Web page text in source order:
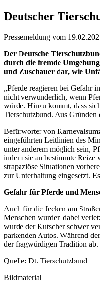
Deutscher
Pressemeldung vom
Der Deutsche
durch die fremde
und Zuschauer dar, wie
„Pferde reagieren bei Gefahr
nicht verwunderlich, wenn
würde. Hinzu kommt, dass
Tierschutzbund. Aus Gründen
Befürworter von
eingeführten Leitlinien des
unter anderem möglich sein,
indem sie an bestimmte
strapaziöse Situationen
zur Unterhaltung eingesetzt.
Gefahr für Pferde und
Auch für die Jecken am
Menschen wurden dabei
wurde der Kutscher schwer
parkenden Autos. Während
der fragwürdigen Tradition
Quelle: Dt. Tierschutzbund
Bildmaterial